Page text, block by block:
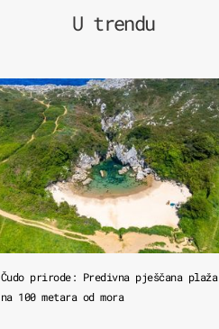
U trendu
Čudo prirode: Predivna pješčana plaža
na 100 metara od mora